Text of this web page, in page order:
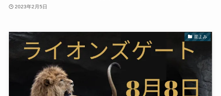
2023年2月5日
星よみ